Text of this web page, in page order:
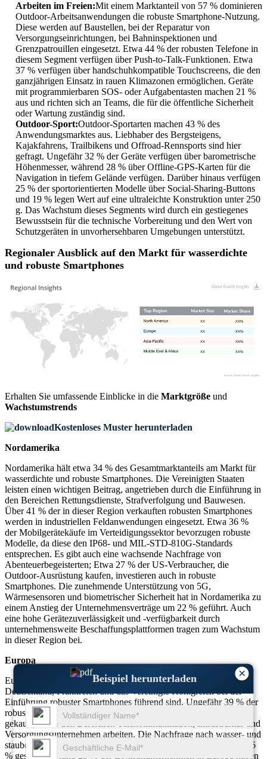
×
Beispiel herunterladen
Arbeiten im Freien:Mit einem Marktanteil von 57 % dominieren
Outdoor-Arbeitsanwendungen die robuste Smartphone-Nutzung.
Diese werden auf Baustellen, bei der Reparatur von
Versorgungseinrichtungen, bei Bahninspektionen und
Grenzpatrouillen eingesetzt. Etwa 44 % der robusten Telefone in
diesem Segment verfügen über Push-to-Talk-Funktionen. Etwa
37 % verfügen über handschuhkompatible Touchscreens, die den
ganzjährigen Einsatz in rauen Klimazonen ermöglichen. Geräte
mit programmierbaren SOS- oder Aufgabentasten machen 21 %
aus und richten sich an Teams, die für die öffentliche Sicherheit
oder Wartung zuständig sind.
Outdoor-Sport:Outdoor-Sportarten machen 43 % des
Anwendungsmarktes aus. Liebhaber des Bergsteigens,
Kajakfahrens, Trailbikens und Offroad-Rennsports sind hier
gefragt. Ungefähr 32 % der Geräte verfügen über barometrische
Höhenmesser, während 28 % über Offline-GPS-Karten für die
Navigation in tiefem Gelände verfügen. Darüber hinaus verfügen
25 % der sportorientierten Modelle über Social-Sharing-Buttons
und 19 % legen Wert auf eine ultraleichte Konstruktion unter 250
g. Das Wachstum dieses Segments wird durch ein gestiegenes
Bewusstsein für die technische Vorbereitung und den Wert von
Schutzgeräten in unvorhersehbaren Umgebungen unterstützt.
Regionaler Ausblick auf den Markt für wasserdichte
und robuste Smartphones
XX%
XX
XX%
XX
XX%
XX
XX%
XX
Erhalten Sie umfassende Einblicke in die Marktgröße und
Wachstumstrends
Kostenloses Muster herunterladen
Nordamerika
Nordamerika hält etwa 34 % des Gesamtmarktanteils am Markt für
wasserdichte und robuste Smartphones. Die Vereinigten Staaten
leisten einen wichtigen Beitrag, angetrieben durch die Einführung in
den Bereichen Rettungsdienste, Strafverfolgung und Bauwesen.
Über 41 % der in dieser Region verkauften robusten Smartphones
werden in industriellen Feldanwendungen eingesetzt. Etwa 36 %
der Mobilgerätekäufe im Verteidigungssektor bevorzugen robuste
Modelle, da diese den IP68- und MIL-STD-810G-Standards
entsprechen. Es gibt auch eine wachsende Nachfrage von
Abenteuerbegeisterten; Etwa 27 % der US-Verbraucher, die
Outdoor-Ausrüstung kaufen, investieren auch in robuste
Smartphones. Die zunehmende Unterstützung von 5G,
Wärmesensoren und biometrischer Sicherheit hat in Nordamerika zu
einem Anstieg der Unternehmensverträge um 22 % geführt. Auch
eine hohe Gerätezuverlässigkeit und -verfügbarkeit durch
unternehmensweite Beschaffungsplattformen tragen zum Wachstum
in dieser Region bei.
Europa
Europa trägt 28 % des Marktanteils bei, wobei Länder wie
Deutschland, Frankreich und das Vereinigte Königreich bei der
Einführung robuster Smartphones führend sind. Ungefähr 39 % der
robusten Telefone in Europa werden für Außendienstmitarbeiter
gekauft, die in den Bereichen Telekommunikation, Infrastruktur und
Versorgungsunternehmen arbeiten. Die Nachfrage nach wasser- und
staubdichten Geräten ist insbesondere bei mobilem Personal um 26
% gestiegen. Rund 23 % der Logistikunternehmen in Europa haben